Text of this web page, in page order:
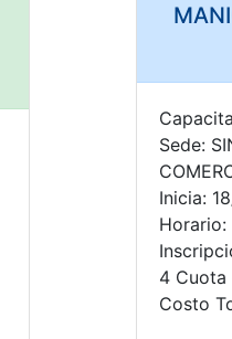
Sede:
Inicia:
Horario:
4
Costo